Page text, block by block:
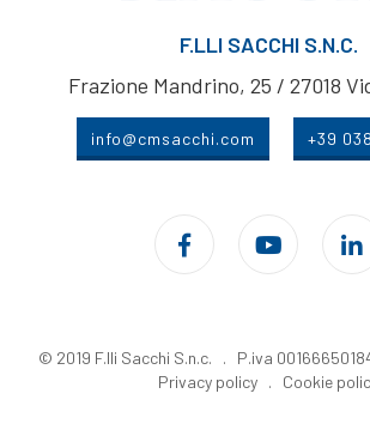
F.LLI SACCHI S.N.C.
Frazione Mandrino, 25 / 27018
info@cmsacchi.com +39
© 2019 F.lli Sacchi S.n.c. . P.iva
Privacy policy . Cookie